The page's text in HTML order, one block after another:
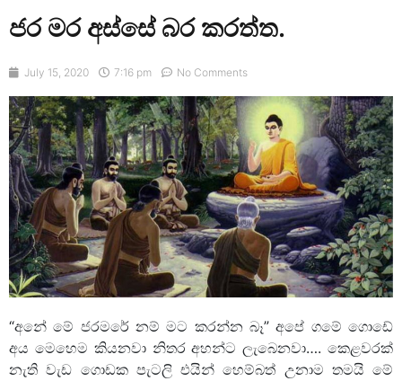
ජර මර අස්සේ බර කරත්ත.
July 15, 2020 7:16 pm No Comments
“අනේ මේ ජරමරේ නම් මට කරන්න බෑ” අපේ ගමේ ගොඩේ
අය මෙහෙම කියනවා නිතර අහන්ට ලැබෙනවා…. කෙළවරක්
නැති වැඩ ගොඩක පැටලි එයින් හෙම්බත් උනාම තමයි මේ